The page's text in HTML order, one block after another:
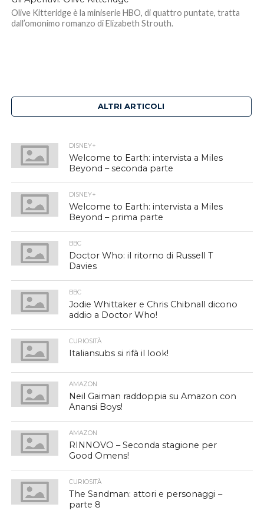
Olive Kitteridge è la miniserie HBO, di quattro puntate, tratta
dall’omonimo romanzo di Elizabeth Strouth.
ALTRI ARTICOLI
DISNEY+
Welcome to Earth: intervista a Miles
Beyond – seconda parte
DISNEY+
Welcome to Earth: intervista a Miles
Beyond – prima parte
BBC
Doctor Who: il ritorno di Russell T
Davies
BBC
Jodie Whittaker e Chris Chibnall dicono
addio a Doctor Who!
CURIOSITÀ
Italiansubs si rifà il look!
AMAZON
Neil Gaiman raddoppia su Amazon con
Anansi Boys!
AMAZON
RINNOVO – Seconda stagione per
Good Omens!
CURIOSITÀ
The Sandman: attori e personaggi –
parte 8